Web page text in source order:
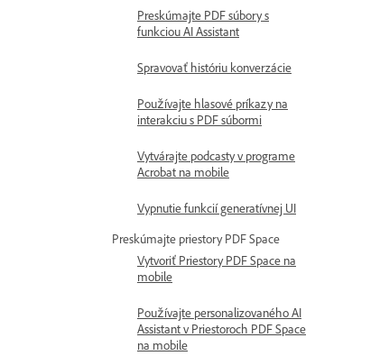
Preskúmajte PDF súbory s
funkciou AI Assistant
Spravovať históriu konverzácie
Používajte hlasové príkazy na
interakciu s PDF súbormi
Vytvárajte podcasty v programe
Acrobat na mobile
Vypnutie funkcií generatívnej UI
Preskúmajte priestory PDF Space
Vytvoriť Priestory PDF Space na
mobile
Používajte personalizovaného AI
Assistant v Priestoroch PDF Space
na mobile